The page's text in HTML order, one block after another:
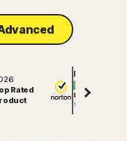
Rated
Excellent
81453